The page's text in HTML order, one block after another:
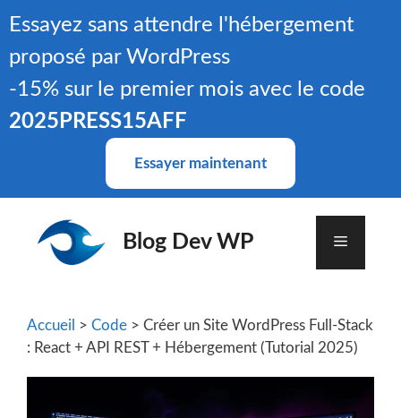
au
contenu
Essayez sans attendre l'hébergement
proposé par WordPress
-15% sur le premier mois avec le code
2025PRESS15AFF
Essayer maintenant
Blog Dev WP Menu
Accueil > Code > Créer un Site WordPress Full-Stack
: React + API REST + Hébergement (Tutorial 2025)